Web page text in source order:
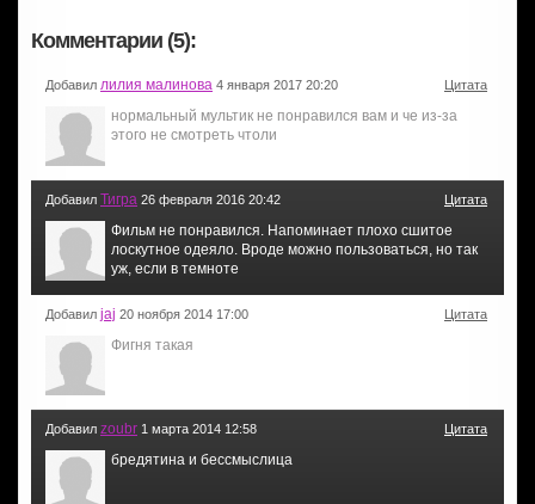
Комментарии (5):
Добавил лилия малинова 4 января 2017 20:20 Цитата
нормальный мультик не понравился вам и че из-за
этого не смотреть чтоли
Добавил Тигра 26 февраля 2016 20:42 Цитата
Фильм не понравился. Напоминает плохо сшитое
лоскутное одеяло. Вроде можно пользоваться, но так
уж, если в темноте
Добавил jaj 20 ноября 2014 17:00 Цитата
Фигня такая
Добавил zoubr 1 марта 2014 12:58 Цитата
бредятина и бессмыслица